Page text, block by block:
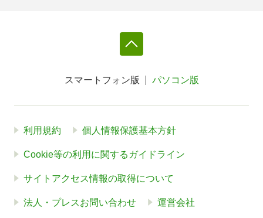
スマートフォン版 パソコン版
利用規約 個人情報保護基本方針
Cookie等の利用に関するガイドライン
サイトアクセス情報の取得について
法人・プレスお問い合わせ 運営会社